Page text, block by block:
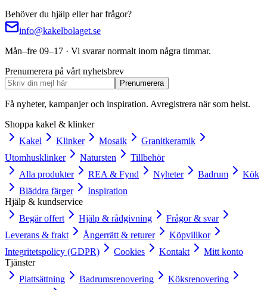
Behöver du hjälp eller har frågor?
info@kakelbolaget.se
Mån–fre 09–17 · Vi svarar normalt inom några timmar.
Prenumerera på vårt nyhetsbrev
Prenumerera
Få nyheter, kampanjer och inspiration. Avregistrera när som helst.
Shoppa kakel & klinker
Kakel
Klinker Mosaik
Granitkeramik
Utomhusklinker
Natursten
Tillbehör
Alla produkter
REA & Fynd Nyheter Badrum
Kök
Bläddra färger
Inspiration
Hjälp & kundservice
Begär offert
Hjälp & rådgivning
Frågor & svar
Leverans & frakt
Ångerrätt & returer
Köpvillkor
Integritetspolicy (GDPR)
Cookies Kontakt
Mitt konto
Tjänster
Plattsättning
Badrumsrenovering
Köksrenovering